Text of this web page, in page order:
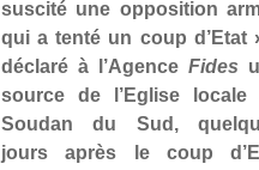
suscité une opposition
qui a tenté un coup d’Etat
déclaré à l’Agence Fides
source de l’Eglise locale
Soudan du Sud,
jours après le coup